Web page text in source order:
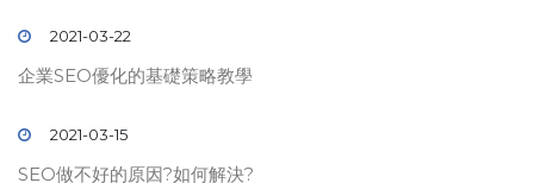
2021-03-22
企業SEO優化的基礎策略教學
2021-03-15
SEO做不好的原因?如何解決?